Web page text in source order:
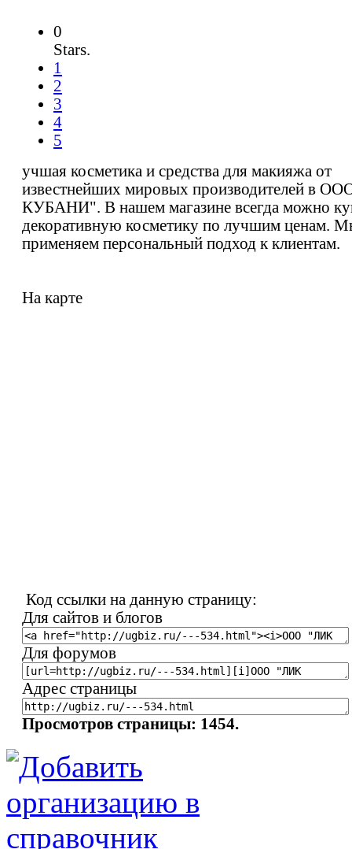
0
Stars.
1
2
3
4
5
учшая косметика и средства для макияжа от
известнейших мировых производителей в
КУБАНИ". В нашем магазине всегда можно
декоративную косметику по лучшим ценам.
применяем персональный подход к клиентам.
На карте
Код ссылки на данную страницу:
Для сайтов и блогов
Для форумов
Адрес страницы
Просмотров страницы: 1454.